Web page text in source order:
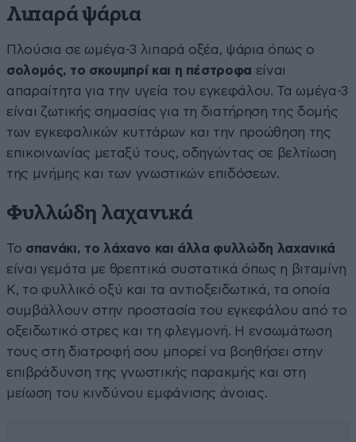
Λιπαρά ψάρια
Πλούσια σε ωμέγα-3 λιπαρά οξέα, ψάρια όπως ο
σολομός, το σκουμπρί και η πέστροφα είναι
απαραίτητα για την υγεία του εγκεφάλου. Τα ωμέγα-3
είναι ζωτικής σημασίας για τη διατήρηση της δομής
των εγκεφαλικών κυττάρων και την προώθηση της
επικοινωνίας μεταξύ τους, οδηγώντας σε βελτίωση
της μνήμης και των γνωστικών επιδόσεων.
Φυλλώδη λαχανικά
Το σπανάκι, το λάχανο και άλλα φυλλώδη λαχανικά
είναι γεμάτα με θρεπτικά συστατικά όπως η βιταμίνη
Κ, το φυλλικό οξύ και τα αντιοξειδωτικά, τα οποία
συμβάλλουν στην προστασία του εγκεφάλου από το
οξειδωτικό στρες και τη φλεγμονή. Η ενσωμάτωση
τους στη διατροφή σου μπορεί να βοηθήσει στην
επιβράδυνση της γνωστικής παρακμής και στη
μείωση του κινδύνου εμφάνισης άνοιας.